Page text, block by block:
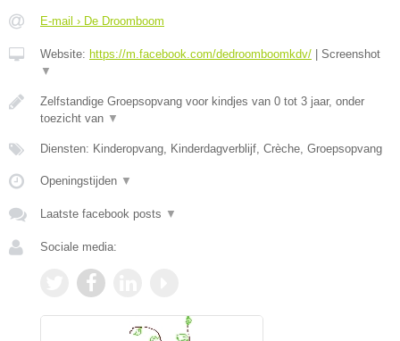
E-mail › De Droomboom
Website: https://m.facebook.com/dedroomboomkdv/
Screenshot
▼
Zelfstandige Groepsopvang voor kindjes van 0 tot 3 jaar, onder
toezicht van ▼
Diensten: Kinderopvang, Kinderdagverblijf, Crèche, Groepsopvang
Openingstijden ▼
Laatste facebook posts ▼
Sociale media: